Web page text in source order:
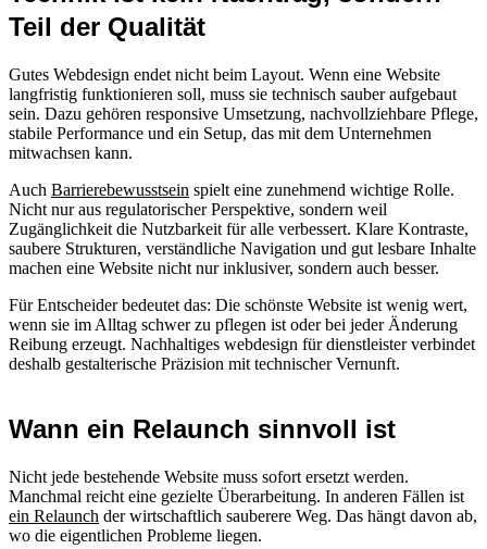
Teil der Qualität
Gutes Webdesign endet nicht beim Layout. Wenn eine Website
langfristig funktionieren soll, muss sie technisch sauber aufgebaut
sein. Dazu gehören responsive Umsetzung, nachvollziehbare Pflege,
stabile Performance und ein Setup, das mit dem Unternehmen
mitwachsen kann.
Auch Barrierebewusstsein spielt eine zunehmend wichtige Rolle.
Nicht nur aus regulatorischer Perspektive, sondern weil
Zugänglichkeit die Nutzbarkeit für alle verbessert. Klare Kontraste,
saubere Strukturen, verständliche Navigation und gut lesbare Inhalte
machen eine Website nicht nur inklusiver, sondern auch besser.
Für Entscheider bedeutet das: Die schönste Website ist wenig wert,
wenn sie im Alltag schwer zu pflegen ist oder bei jeder Änderung
Reibung erzeugt. Nachhaltiges webdesign für dienstleister verbindet
deshalb gestalterische Präzision mit technischer Vernunft.
Wann ein Relaunch sinnvoll ist
Nicht jede bestehende Website muss sofort ersetzt werden.
Manchmal reicht eine gezielte Überarbeitung. In anderen Fällen ist
ein Relaunch der wirtschaftlich sauberere Weg. Das hängt davon ab,
wo die eigentlichen Probleme liegen.